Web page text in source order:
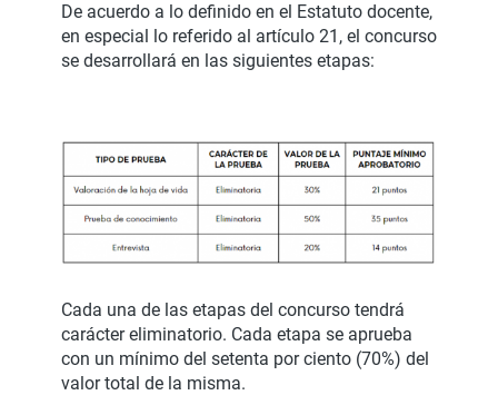
De acuerdo a lo definido en el Estatuto docente,
en especial lo referido al artículo 21, el concurso
se desarrollará en las siguientes etapas:
Cada una de las etapas del concurso tendrá
carácter eliminatorio. Cada etapa se aprueba
con un mínimo del setenta por ciento (70%) del
valor total de la misma.